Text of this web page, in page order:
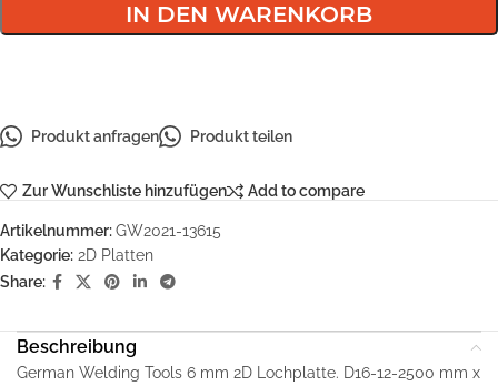
IN DEN WARENKORB
Produkt anfragen Produkt teilen
Zur Wunschliste hinzufügen Add to compare
Artikelnummer:GW2021-13615
Kategorie: 2D Platten
Share:
Beschreibung
German Welding Tools 6 mm 2D Lochplatte. D16-12-2500 mm x